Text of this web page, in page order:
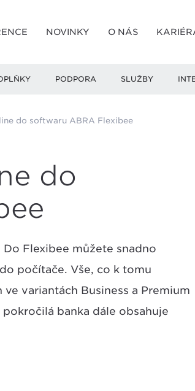
NOVINKY O NÁS
PODPORA SLUŽBY
do softwaru ABRA Flexibee
do
Flexibee můžete snadno
počítače. Vše, co k tomu
variantách Business a Premium
pokročilá banka dále obsahuje